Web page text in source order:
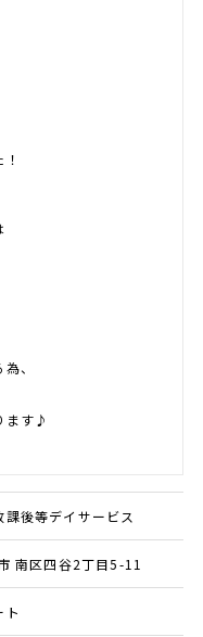
、
ます♪
課後等デイサービス
南区四谷2丁目5-11
ト